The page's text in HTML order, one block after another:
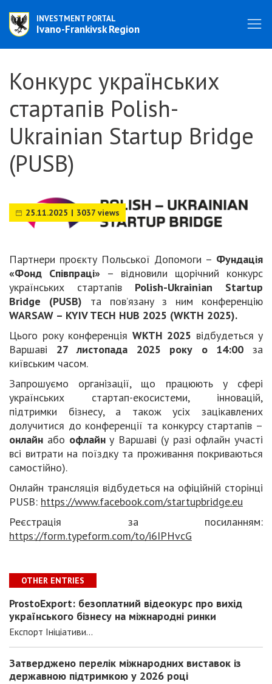
INVESTMENT PORTAL
Ivano-Frankivsk Region
Конкурс українських
стартапів Polish-
Ukrainian Startup Bridge
(PUSB)
25.11.2025 | 3037 views
Партнери проєкту Польської Допомоги – Фундація
«Фонд Співпраці» – відновили щорічний конкурс
українських стартапів Polish-Ukrainian Startup
Bridge (PUSB) та пов’язану з ним конференцію
WARSAW – KYIV TECH HUB 2025 (WKTH 2025).
Цього року конференція WKTH 2025 відбудеться у
Варшаві 27 листопада 2025 року о 14:00 за
київським часом.
Запрошуємо організації, що працюють у сфері
українських стартап-екосистеми, інновацій,
підтримки бізнесу, а також усіх зацікавлених
долучитися до конференції та конкурсу стартапів –
онлайн або офлайну Варшаві (у разі офлайн участі
всі витрати на поїздку та проживання покриваються
самостійно).
Онлайн трансляція відбудеться на офіційній сторінці
PUSB: https://www.facebook.com/startupbridge.eu
Реєстрація за посиланням:
https://form.typeform.com/to/i6IPHvcG
OTHER ENTRIES
ProstoExport: безоплатний відеокурс про вихід
українського бізнесу на міжнародні ринки
Експорт Ініціативи...
Затверджено перелік міжнародних виставок із
державною підтримкою у 2026 році